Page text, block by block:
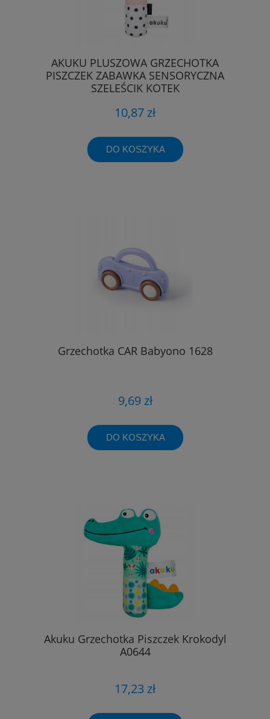
AKUKU PLUSZOWA GRZECHOTKA
PISZCZEK ZABAWKA SENSORYCZNA
SZELEŚCIK KOTEK
10,87 zł
DO KOSZYKA
Grzechotka CAR Babyono 1628
9,69 zł
DO KOSZYKA
Akuku Grzechotka Piszczek Krokodyl
A0644
17,23 zł